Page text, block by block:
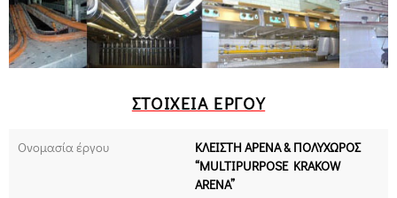
ΣΤΟΙΧΕΊΑ ΈΡΓΟΥ
Ονομασία έργου
ΚΛΕΙΣΤΗ ΑΡΕΝΑ & ΠΟΛΥΧΩΡΟΣ
“MULTIPURPOSE KRAKOW
ARENA”